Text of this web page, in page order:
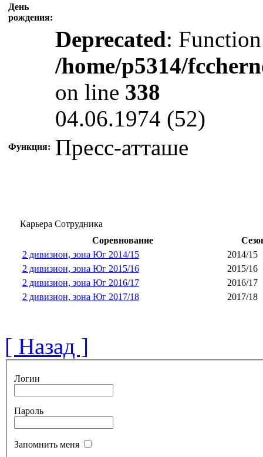
День
рождения:
Deprecated:
/home/p5314/
on line 338
04.06.1974 (52)
Функция: Пресс-атташе
Карьера Сотрудника
Соревнование
2 дивизион, зона Юг 2014/15
2014/15
2 дивизион, зона Юг 2015/16
2015/16
2 дивизион, зона Юг 2016/17
2016/17
2 дивизион, зона Юг 2017/18
2017/18
[ Назад ]
Логин
Пароль
Запомнить меня